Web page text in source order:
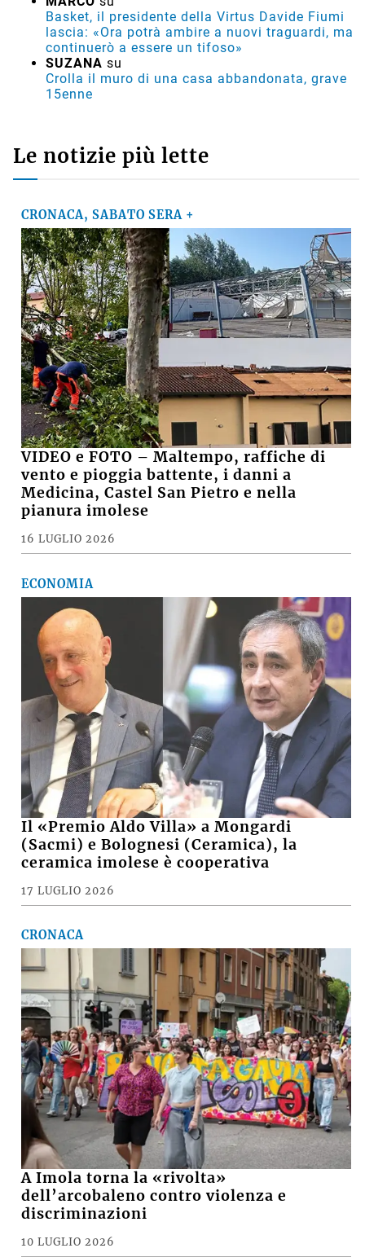
Basket, il presidente della Virtus Davide Fiumi
lascia: «Ora potrà ambire a nuovi traguardi, ma
continuerò a essere un tifoso»
SUZANA su
Crolla il muro di una casa abbandonata, grave
15enne
Le notizie più lette
CRONACA, SABATO SERA +
VIDEO e FOTO – Maltempo, raffiche di
vento e pioggia battente, i danni a
Medicina, Castel San Pietro e nella
pianura imolese
16 LUGLIO 2026
ECONOMIA
Il «Premio Aldo Villa» a Mongardi
(Sacmi) e Bolognesi (Ceramica), la
ceramica imolese è cooperativa
17 LUGLIO 2026
CRONACA
A Imola torna la «rivolta»
dell’arcobaleno contro violenza e
discriminazioni
10 LUGLIO 2026